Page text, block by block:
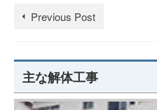
Previous Post
主な解体工事